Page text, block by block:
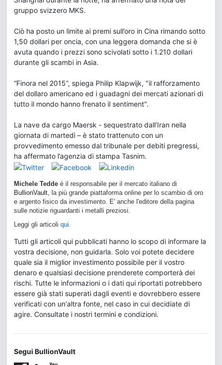
gruppo svizzero MKS.
Ciò ha posto un limite ai premi sull’oro in Cina rimando sotto
1,50 dollari per oncia, con una leggera domanda che si è
avuta quando i prezzi sono scivolati sotto i 1.210 dollari
durante gli scambi in Asia.
“Finora nel 2015”, spiega Philip Klapwijk, "il rafforzamento
del dollaro americano ed i guadagni dei mercati azionari di
tutto il mondo hanno frenato il sentiment".
La nave da cargo Maersk - sequestrato dall’Iran nella
giornata di martedì – è stato trattenuto con un
provvedimento emesso dal tribunale per debiti pregressi,
ha affermato l’agenzia di stampa Tasnim.
Michele Tedde è il responsabile per il mercato italiano di
BullionVault , la più grande piattaforma online per lo scambio di oro
e argento fisico da investimento. E' anche l'editore della pagina
sulle notizie riguardanti i metalli preziosi.
Leggi gli articoli qui.
Tutti gli articoli qui pubblicati hanno lo scopo di informare la
vostra decisione, non guidarla. Solo voi potete decidere
quale sia il miglior investimento possibile per il vostro
denaro e qualsiasi decisione prenderete comporterà dei
rischi. Tutte le informazioni o i dati qui riportati potrebbero
essere già stati superati dagli eventi e dovrebbero essere
verificati con un'altra fonte, nel caso in cui decidiate di
agire. Consultate i nostri termini e condizioni.
Segui BullionVault